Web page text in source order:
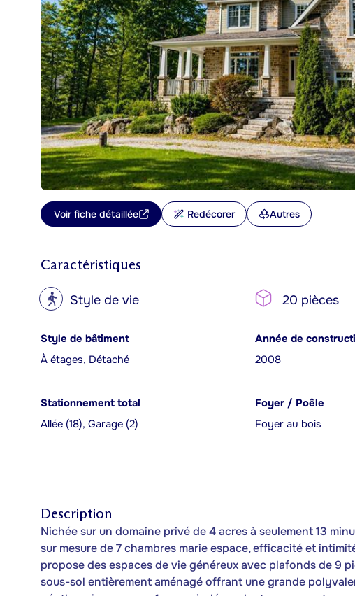
Voir fiche détaillée Redécorer Autres
Caractéristiques
? Style de vie 20 pièces
Style de bâtiment
À étages, Détaché
Année de
2008
Stationnement total
Allée (18), Garage (2)
Foyer / Poêle
Foyer au bois
Description
Nichée sur un domaine privé de 4 acres à seulement 13
sur mesure de 7 chambres marie espace, efficacité et
propose des espaces de vie généreux avec plafonds de 9
sous-sol entièrement aménagé offrant une grande